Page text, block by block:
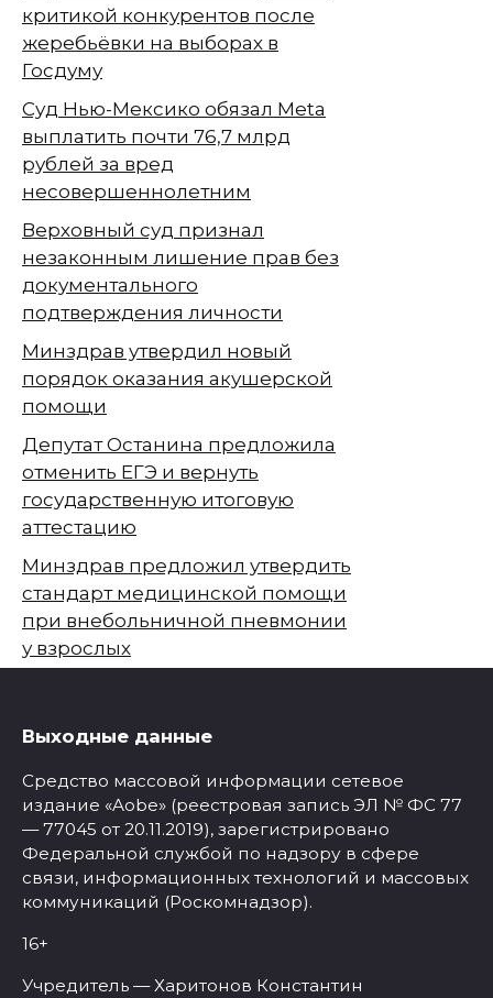
критикой конкурентов после
жеребьёвки на выборах в
Госдуму
Суд Нью-Мексико обязал Meta
выплатить почти 76,7 млрд
рублей за вред
несовершеннолетним
Верховный суд признал
незаконным лишение прав без
документального
подтверждения личности
Минздрав утвердил новый
порядок оказания акушерской
помощи
Депутат Останина предложила
отменить ЕГЭ и вернуть
государственную итоговую
аттестацию
Минздрав предложил утвердить
стандарт медицинской помощи
при внебольничной пневмонии
у взрослых
Выходные данные
Средство массовой информации сетевое
издание «Aobe» (реестровая запись ЭЛ № ФС 77
— 77045 от 20.11.2019), зарегистрировано
Федеральной службой по надзору в сфере
связи, информационных технологий и массовых
коммуникаций (Роскомнадзор).
16+
Учредитель — Харитонов Константин